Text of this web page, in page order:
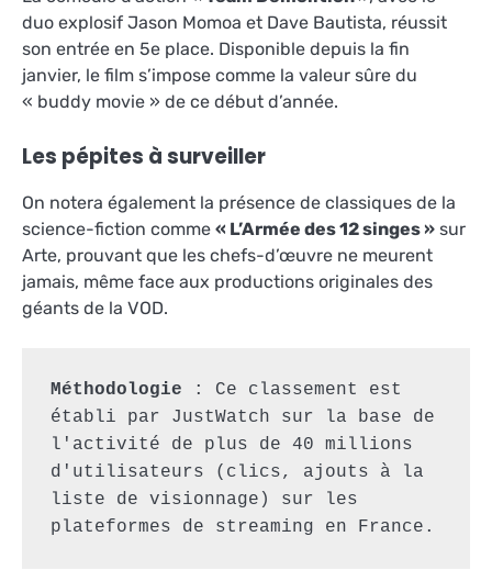
duo explosif Jason Momoa et Dave Bautista, réussit
son entrée en 5e place. Disponible depuis la fin
janvier, le film s’impose comme la valeur sûre du
« buddy movie » de ce début d’année.
Les pépites à surveiller
On notera également la présence de classiques de la
science-fiction comme « L’Armée des 12 singes » sur
Arte, prouvant que les chefs-d’œuvre ne meurent
jamais, même face aux productions originales des
géants de la VOD.
Méthodologie : Ce classement est
établi par JustWatch sur la base de
l'activité de plus de 40 millions
d'utilisateurs (clics, ajouts à la
liste de visionnage) sur les
plateformes de streaming en France.